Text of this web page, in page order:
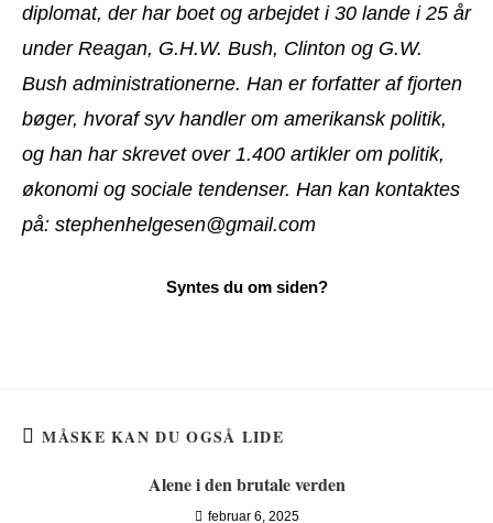
diplomat, der har boet og arbejdet i 30 lande i 25 år
under Reagan, G.H.W. Bush, Clinton og G.W.
Bush administrationerne. Han er forfatter af fjorten
bøger, hvoraf syv handler om amerikansk politik,
og han har skrevet over 1.400 artikler om politik,
økonomi og sociale tendenser. Han kan kontaktes
på: stephenhelgesen@gmail.com
MÅSKE KAN DU OGSÅ LIDE
Alene i den brutale verden
februar 6, 2025